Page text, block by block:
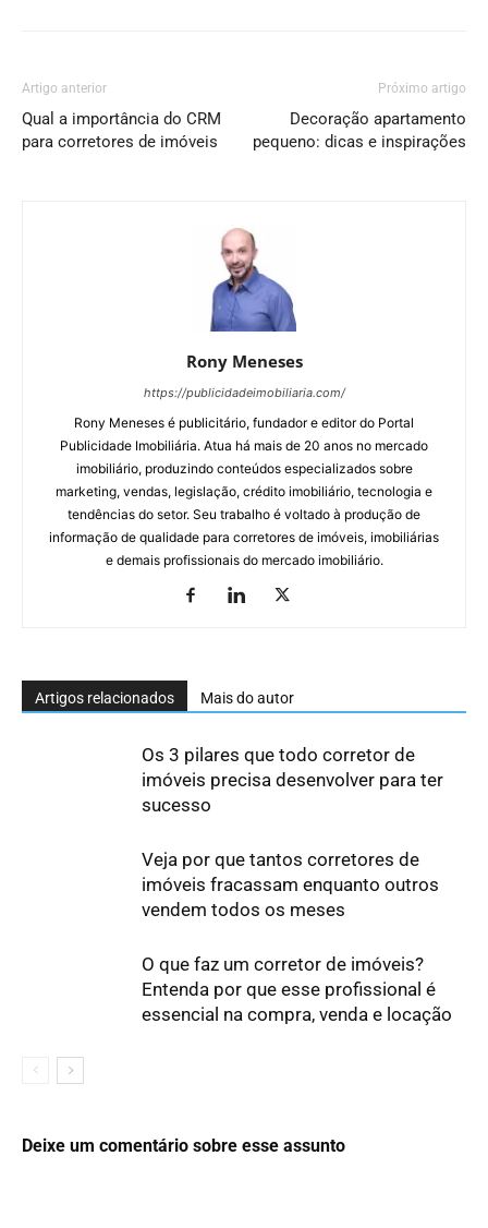
Artigo anterior
Qual a importância do CRM
para corretores de imóveis
Próximo artigo
Decoração apartamento
pequeno: dicas e inspirações
Rony Meneses
https://publicidadeimobiliaria.com/
Rony Meneses é publicitário, fundador e editor do Portal
Publicidade Imobiliária. Atua há mais de 20 anos no mercado
imobiliário, produzindo conteúdos especializados sobre
marketing, vendas, legislação, crédito imobiliário, tecnologia e
tendências do setor. Seu trabalho é voltado à produção de
informação de qualidade para corretores de imóveis, imobiliárias
e demais profissionais do mercado imobiliário.
Artigos relacionados Mais do autor
Os 3 pilares que todo corretor de
imóveis precisa desenvolver para ter
sucesso
Veja por que tantos corretores de
imóveis fracassam enquanto outros
vendem todos os meses
O que faz um corretor de imóveis?
Entenda por que esse profissional é
essencial na compra, venda e locação
Deixe um comentário sobre esse assunto